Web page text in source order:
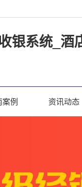
银系统_酒
案例 资讯动态